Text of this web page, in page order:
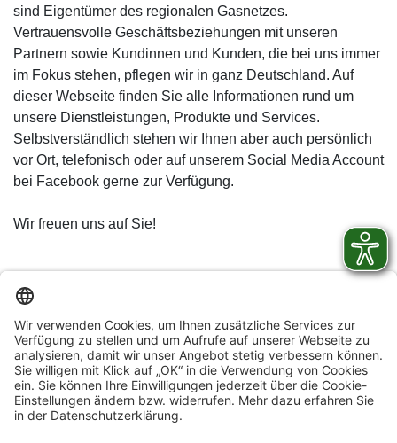
sind Eigentümer des regionalen Gasnetzes.
Vertrauensvolle Geschäftsbeziehungen mit unseren
Partnern sowie Kundinnen und Kunden, die bei uns immer
im Fokus stehen, pflegen wir in ganz Deutschland. Auf
dieser Webseite finden Sie alle Informationen rund um
unsere Dienstleistungen, Produkte und Services.
Selbstverständlich stehen wir Ihnen aber auch persönlich
vor Ort, telefonisch oder auf unserem Social Media Account
bei Facebook gerne zur Verfügung.
Wir freuen uns auf Sie!
© Ahrtal-Werke GmbH